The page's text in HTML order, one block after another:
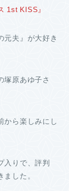
1st KISS』
元夫』が大好き
塚原あゆ子さ
から楽しみにし
入りで、評判
した。